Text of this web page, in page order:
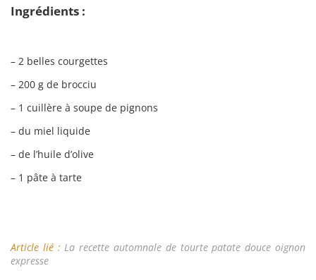
Ingrédients :
– 2 belles courgettes
– 200 g de brocciu
– 1 cuillère à soupe de pignons
– du miel liquide
– de l’huile d’olive
– 1 pâte à tarte
Article lié :La recette automnale de tourte patate douce oignon
expresse